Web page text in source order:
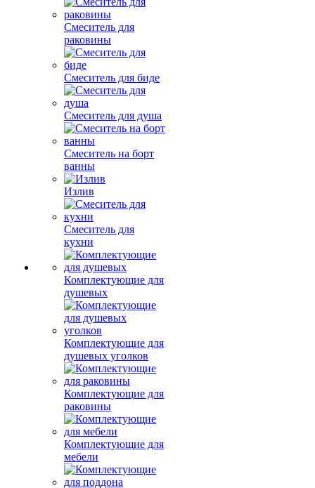
Смеситель для
раковины
Смеситель для биде
Смеситель для душа
Смеситель на борт
ванны
Излив
Смеситель для
кухни
Комплектующие для
душевых
Комплектующие для
душевых уголков
Комплектующие для
раковины
Комплектующие для
мебели